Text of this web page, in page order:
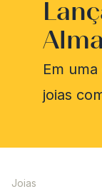
Alma
Em
joias
Joias